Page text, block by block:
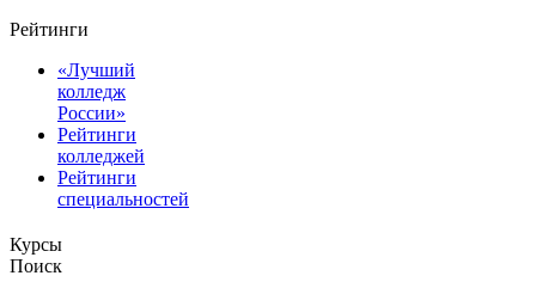
Рейтинги
«Лучший
колледж
России»
Рейтинги
колледжей
Рейтинги
специальностей
Курсы
Поиск